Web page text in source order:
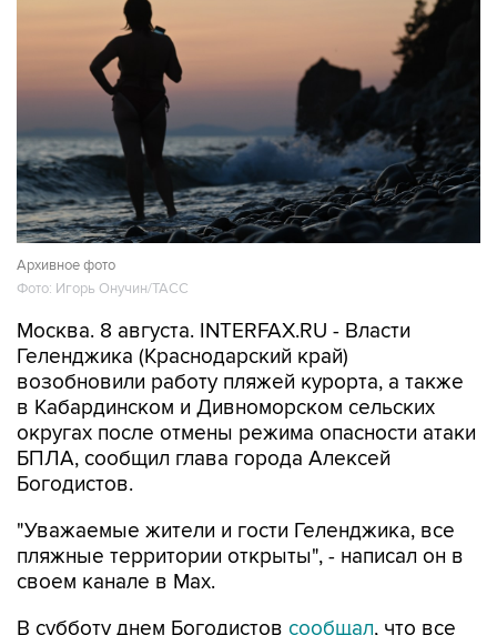
Архивное фото
Фото: Игорь Онучин/ТАСС
Москва. 8 августа. INTERFAX.RU - Власти
Геленджика (Краснодарский край)
возобновили работу пляжей курорта, а также
в Кабардинском и Дивноморском сельских
округах после отмены режима опасности атаки
БПЛА, сообщил глава города Алексей
Богодистов.
"Уважаемые жители и гости Геленджика, все
пляжные территории открыты", - написал он в
своем канале в Max.
В субботу днем Богодистов сообщал, что все